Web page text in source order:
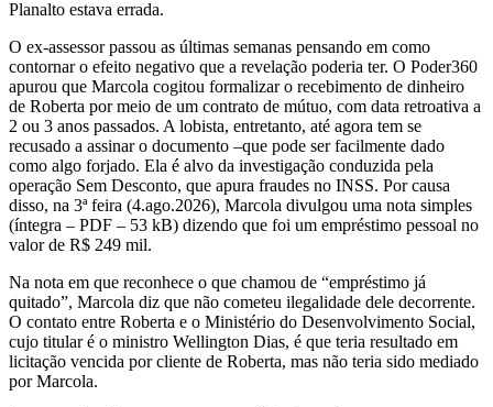
Planalto estava errada.
O ex-assessor passou as últimas semanas pensando em como
contornar o efeito negativo que a revelação poderia ter. O Poder360
apurou que Marcola cogitou formalizar o recebimento de dinheiro
de Roberta por meio de um contrato de mútuo, com data retroativa a
2 ou 3 anos passados. A lobista, entretanto, até agora tem se
recusado a assinar o documento –que pode ser facilmente dado
como algo forjado. Ela é alvo da investigação conduzida pela
operação Sem Desconto, que apura fraudes no INSS. Por causa
disso, na 3ª feira (4.ago.2026), Marcola divulgou uma nota simples
(íntegra – PDF – 53 kB) dizendo que foi um empréstimo pessoal no
valor de R$ 249 mil.
Na nota em que reconhece o que chamou de “empréstimo já
quitado”, Marcola diz que não cometeu ilegalidade dele decorrente.
O contato entre Roberta e o Ministério do Desenvolvimento Social,
cujo titular é o ministro Wellington Dias, é que teria resultado em
licitação vencida por cliente de Roberta, mas não teria sido mediado
por Marcola.